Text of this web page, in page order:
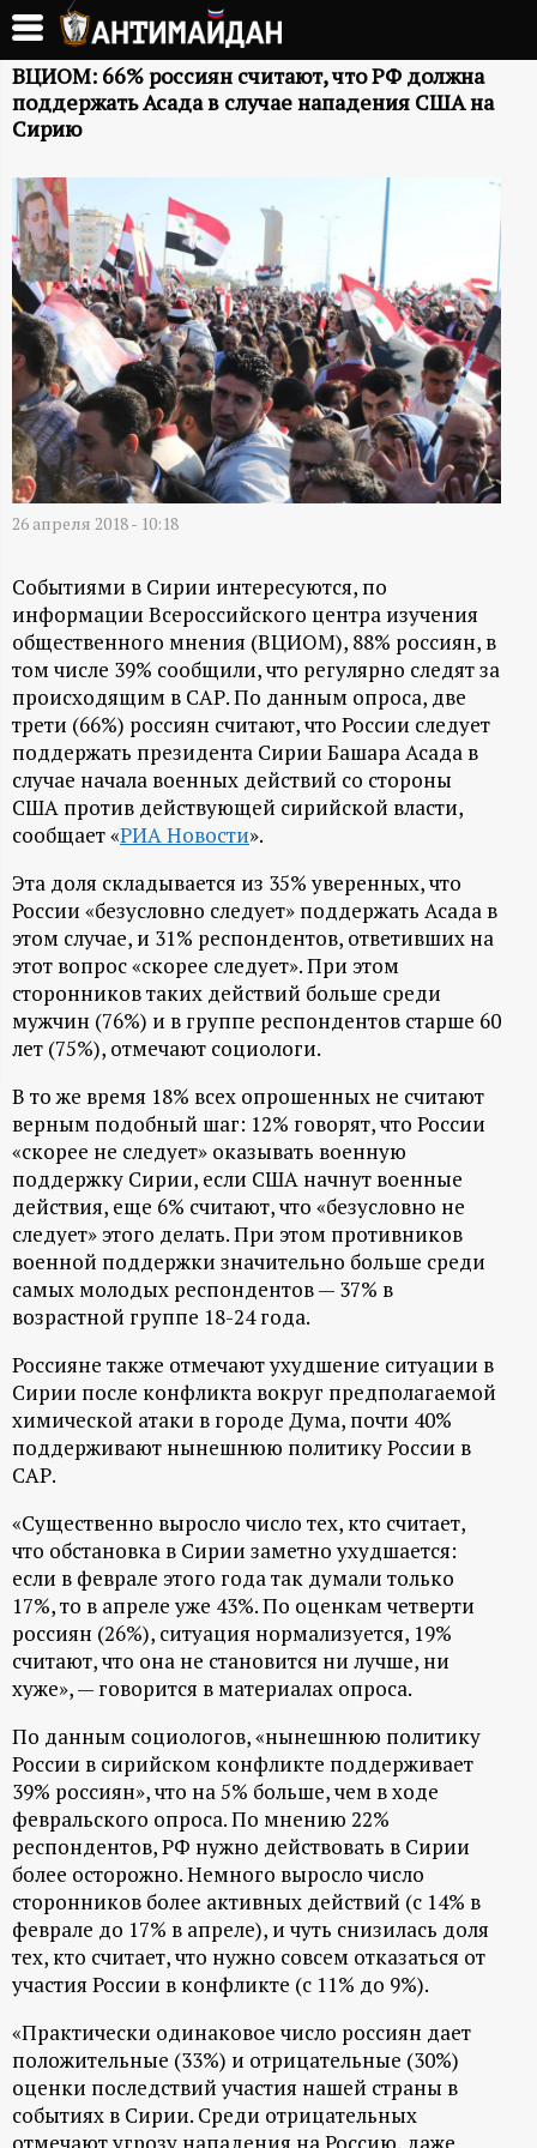
Перейти
основному
содержанию
А
Н
Т
И
М
А
Й
Д
А
Н
-
и
н
ф
о
р
м
а
ц
и
о
н
ы
й
п
о
р
т
а
л
ВЦИОМ: 66% россиян считают, что РФ должна
поддержать Асада в случае нападения США на
Сирию
26 апреля 2018 - 10:18
Событиями в Сирии интересуются, по
информации Всероссийского центра изучения
общественного мнения (ВЦИОМ), 88% россиян, в
том числе 39% сообщили, что регулярно следят за
происходящим в САР. По данным опроса, две
трети (66%) россиян считают, что России следует
поддержать президента Сирии Башара Асада в
случае начала военных действий со стороны
США против действующей сирийской власти,
сообщает «РИА Новости».
Эта доля складывается из 35% уверенных, что
России «безусловно следует» поддержать Асада в
этом случае, и 31% респондентов, ответивших на
этот вопрос «скорее следует». При этом
сторонников таких действий больше среди
мужчин (76%) и в группе респондентов старше 60
лет (75%), отмечают социологи.
В то же время 18% всех опрошенных не считают
верным подобный шаг: 12% говорят, что России
«скорее не следует» оказывать военную
поддержку Сирии, если США начнут военные
действия, еще 6% считают, что «безусловно не
следует» этого делать. При этом противников
военной поддержки значительно больше среди
самых молодых респондентов — 37% в
возрастной группе 18-24 года.
Россияне также отмечают ухудшение ситуации в
Сирии после конфликта вокруг предполагаемой
химической атаки в городе Дума, почти 40%
поддерживают нынешнюю политику России в
САР.
«Существенно выросло число тех, кто считает,
что обстановка в Сирии заметно ухудшается:
если в феврале этого года так думали только
17%, то в апреле уже 43%. По оценкам четверти
россиян (26%), ситуация нормализуется, 19%
считают, что она не становится ни лучше, ни
хуже», — говорится в материалах опроса.
По данным социологов, «нынешнюю политику
России в сирийском конфликте поддерживает
39% россиян», что на 5% больше, чем в ходе
февральского опроса. По мнению 22%
респондентов, РФ нужно действовать в Сирии
более осторожно. Немного выросло число
сторонников более активных действий (с 14% в
феврале до 17% в апреле), и чуть снизилась доля
тех, кто считает, что нужно совсем отказаться от
участия России в конфликте (с 11% до 9%).
«Практически одинаковое число россиян дает
положительные (33%) и отрицательные (30%)
оценки последствий участия нашей страны в
событиях в Сирии. Среди отрицательных